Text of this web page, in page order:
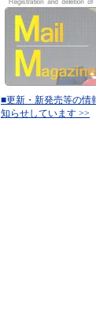
■更新・新発売等の情
知らせしています >>